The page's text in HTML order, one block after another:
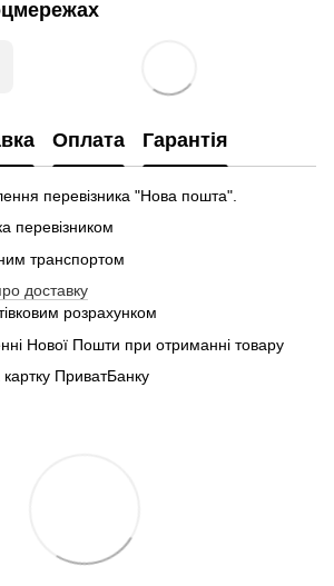
Оплата Гарантія
перевізника "Нова пошта".
перевізником
транспортом
доставку
розрахунком
Нової Пошти при отриманні товару
ПриватБанку